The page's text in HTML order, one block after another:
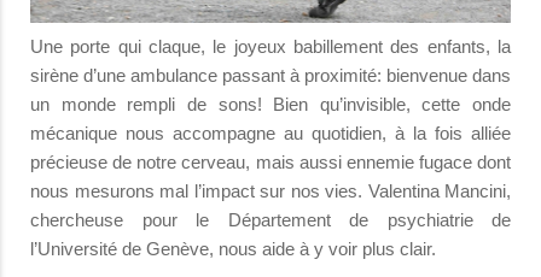
Une porte qui claque, le joyeux babillement des enfants, la
sirène d’une ambulance passant à proximité: bienvenue dans
un monde rempli de sons! Bien qu’invisible, cette onde
mécanique nous accompagne au quotidien, à la fois alliée
précieuse de notre cerveau, mais aussi ennemie fugace dont
nous mesurons mal l’impact sur nos vies. Valentina Mancini,
chercheuse pour le Département de psychiatrie de
l’Université de Genève, nous aide à y voir plus clair.